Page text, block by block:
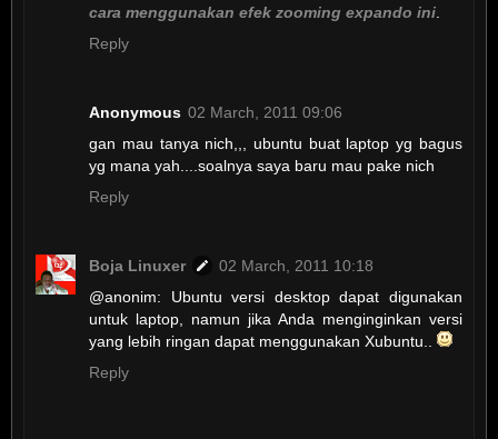
cara menggunakan efek zooming expando ini
Reply
Anonymous 02 March, 2011 09:06
gan mau tanya nich,,, ubuntu buat laptop yg bagus
yg mana yah....soalnya saya baru mau pake nich
Reply
Boja Linuxer
02 March, 2011 10:18
@anonim: Ubuntu versi desktop dapat digunakan
untuk laptop, namun jika Anda menginginkan versi
yang lebih ringan dapat menggunakan Xubuntu..
Reply